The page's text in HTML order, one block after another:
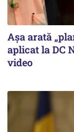
Așa arată
aplicat la DC
video